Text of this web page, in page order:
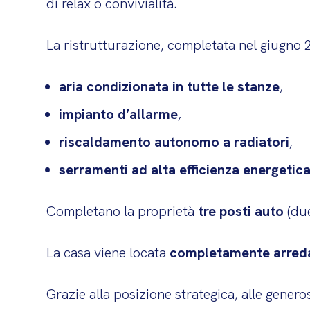
La ristrutturazione, completata nel giugno
aria condizionata in tutte le stanze,
impianto d’allarme,
riscaldamento autonomo a radiatori,
serramenti ad alta efficienza
Completano la proprietà tre posti auto
La casa viene locata completamente
Grazie alla posizione strategica, alle